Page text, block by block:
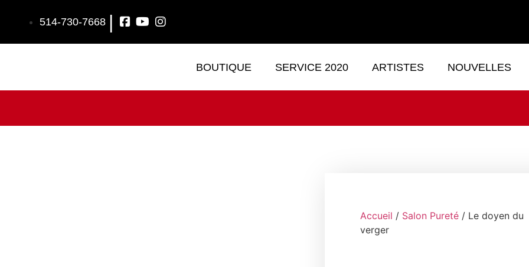
514-730-7668 |
BOUTIQUE SERVICE 2020 ARTISTES NOUVELLES
Accueil / Salon Pureté / Le doyen du
verger